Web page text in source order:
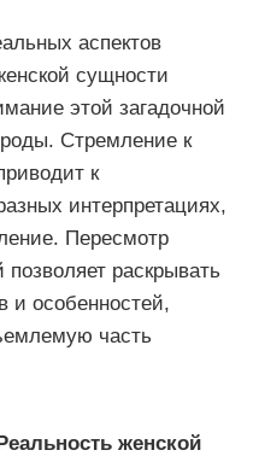
аспектов
сущности
этой загадочной
Стремление к
к
интерпретациях,
Пересмотр
раскрывать
и особенностей,
часть
женской